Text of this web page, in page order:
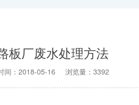
板厂废水处理方法
间：2018-05-16 浏览量：3392